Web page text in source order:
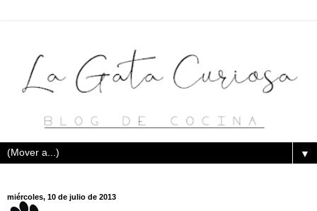
▼
miércoles, 10 de julio de 2013